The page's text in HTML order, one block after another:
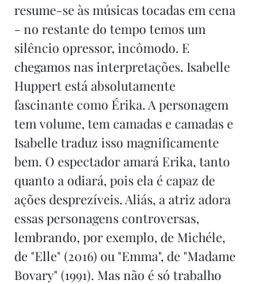
resume-se às músicas tocadas em cena
- no restante do tempo temos um
silêncio opressor, incômodo. E
chegamos nas interpretações. Isabelle
Huppert está absolutamente
fascinante como Érika. A personagem
tem volume, tem camadas e camadas e
Isabelle traduz isso magnificamente
bem. O espectador amará Erika, tanto
quanto a odiará, pois ela é capaz de
ações desprezíveis. Aliás, a atriz adora
essas personagens controversas,
lembrando, por exemplo, de Michéle,
de "Elle" (2016) ou "Emma", de "Madame
Bovary" (1991). Mas não é só trabalho